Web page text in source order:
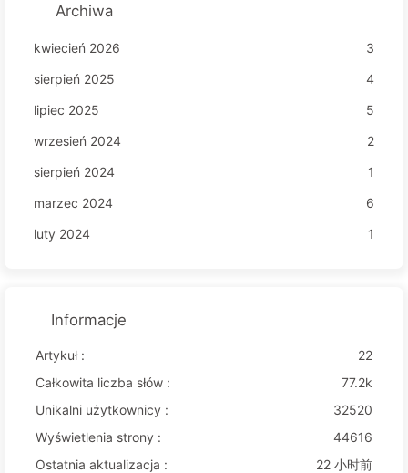
Archiwa
kwiecień 2026
3
sierpień 2025
4
lipiec 2025
5
wrzesień 2024
2
sierpień 2024
1
marzec 2024
6
luty 2024
1
Informacje
Artykuł :
22
Całkowita liczba słów :
77.2k
Unikalni użytkownicy :
32520
Wyświetlenia strony :
44616
Ostatnia aktualizacja :
22 小时前